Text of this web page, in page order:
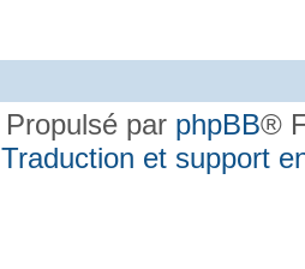
Propulsé par phpBB®
Traduction et support